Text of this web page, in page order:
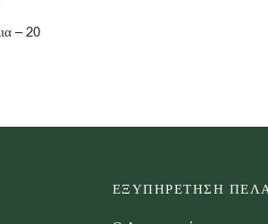
– 20
ΕΞΥΠΗΡΕΤΗΣΗ